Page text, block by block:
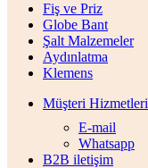
Fiş ve Priz
Globe Bant
Şalt Malzemeler
Aydınlatma
Klemens
Müşteri Hizmetleri
E-mail
Whatsapp
B2B iletişim